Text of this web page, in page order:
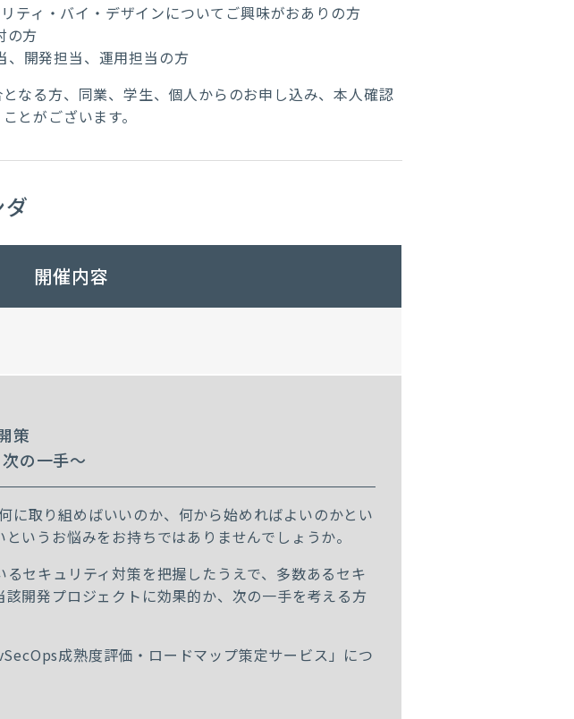
ティ・バイ・デザインについてご興味がおありの方
の方
、開発担当、運用担当の方
なる方、同業、学生、個人からのお申し込み、本人確認
とがございます。
開催内容
策
の一手～
何に取り組めばいいのか、何から始めればよいのかとい
いうお悩みをお持ちではありませんでしょうか。
セキュリティ対策を把握したうえで、多数あるセキ
開発プロジェクトに効果的か、次の一手を考える方
成熟度評価・ロードマップ策定サービス 」につ